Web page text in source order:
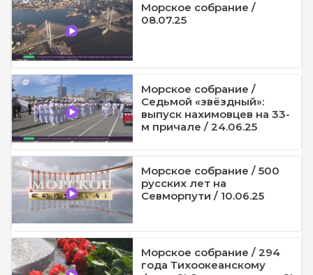
Морское собрание /
08.07.25
Морское собрание /
Седьмой «звёздный»:
выпуск нахимовцев на 33-
м причале / 24.06.25
Морское собрание / 500
русских лет на
Севморпути / 10.06.25
Морское собрание / 294
года Тихоокеанскому